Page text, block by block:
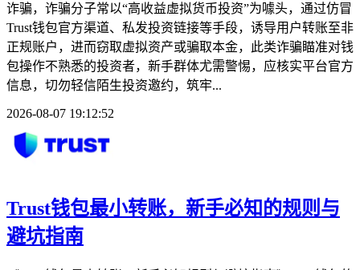
诈骗，诈骗分子常以“高收益虚拟货币投资”为噱头，通过仿冒
Trust钱包官方渠道、私发投资链接等手段，诱导用户转账至非
正规账户，进而窃取虚拟资产或骗取本金，此类诈骗瞄准对钱
包操作不熟悉的投资者，新手群体尤需警惕，应核实平台官方
信息，切勿轻信陌生投资邀约，筑牢...
2026-08-07 19:12:52
Trust钱包最小转账，新手必知的规则与
避坑指南